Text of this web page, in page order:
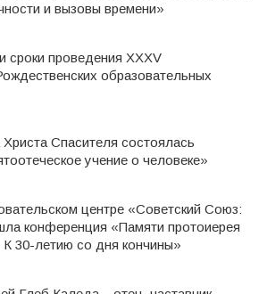
и вызовы времени»
сроки проведения XXXV
образовательных
Спасителя состоялась
учение о человеке»
центре «Советский Союз:
конференция «Памяти протоиерея
К 30-летию со дня кончины»